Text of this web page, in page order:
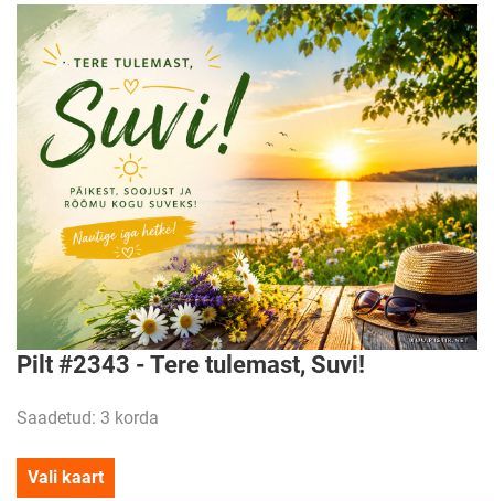
Pilt #2343 - Tere tulemast, Suvi!
Saadetud: 3 korda
Vali kaart